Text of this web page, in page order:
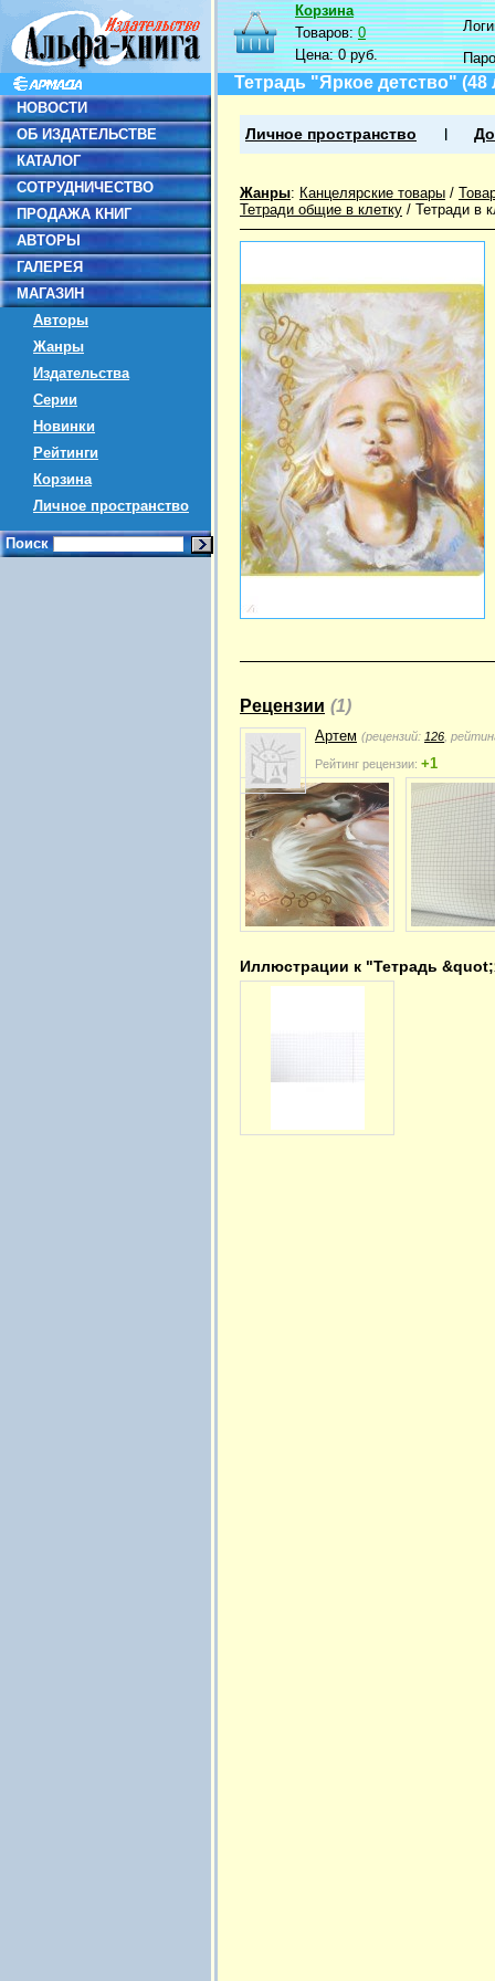
НОВОСТИ
ОБ ИЗДАТЕЛЬСТВЕ
КАТАЛОГ
СОТРУДНИЧЕСТВО
ПРОДАЖА КНИГ
АВТОРЫ
ГАЛЕРЕЯ
МАГАЗИН
Авторы
Жанры
Издательства
Серии
Новинки
Рейтинги
Корзина
Личное пространство
Поиск
Корзина
Товаров:0
Цена:0 руб.
Тетрадь "Яркое детство" (48
Личное пространство
Жанры: Канцелярские товары /
Тетради общие в клетку / Тетради в
Рецензии (1)
Артем (рецензий: 126 ,
Рейтинг рецензии: +1
Иллюстрации к "Тетрадь